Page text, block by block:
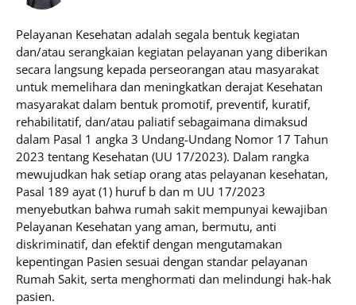
Pelayanan Kesehatan adalah segala bentuk kegiatan
dan/atau serangkaian kegiatan pelayanan yang diberikan
secara langsung kepada perseorangan atau masyarakat
untuk memelihara dan meningkatkan derajat Kesehatan
masyarakat dalam bentuk promotif, preventif, kuratif,
rehabilitatif, dan/atau paliatif sebagaimana dimaksud
dalam Pasal 1 angka 3 Undang-Undang Nomor 17 Tahun
2023 tentang Kesehatan (UU 17/2023). Dalam rangka
mewujudkan hak setiap orang atas pelayanan kesehatan,
Pasal 189 ayat (1) huruf b dan m UU 17/2023
menyebutkan bahwa rumah sakit mempunyai kewajiban
Pelayanan Kesehatan yang aman, bermutu, anti
diskriminatif, dan efektif dengan mengutamakan
kepentingan Pasien sesuai dengan standar pelayanan
Rumah Sakit, serta menghormati dan melindungi hak-hak
pasien.